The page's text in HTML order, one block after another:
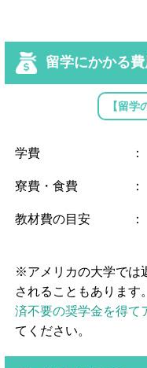
留学にかかる費
【留
学費 ：
寮費・食費 ：
教材費の目安 ：
※アメリカの大学では
されることもあります
済不要の奨学金を得て
てください。